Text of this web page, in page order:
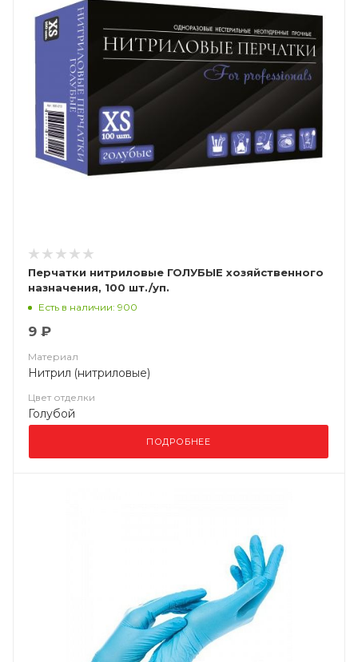
Перчатки нитриловые ГОЛУБЫЕ хозяйственного
назначения, 100 шт./уп.
Есть в наличии: 900
9 ₽
Материал
Нитрил (нитриловые)
Цвет отделки
Голубой
ПОДРОБНЕЕ